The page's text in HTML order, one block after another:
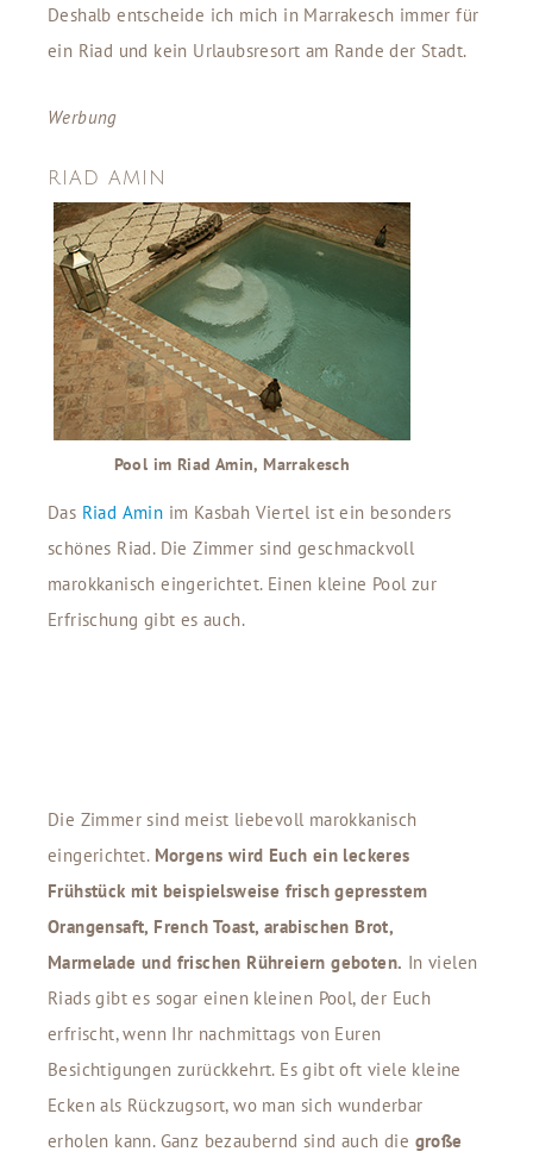
Deshalb entscheide ich mich in Marrakesch immer für
ein Riad und kein Urlaubsresort am Rande der Stadt.
Werbung
RIAD AMIN
Pool im Riad Amin, Marrakesch
Das Riad Amin im Kasbah Viertel ist ein besonders
schönes Riad. Die Zimmer sind geschmackvoll
marokkanisch eingerichtet. Einen kleine Pool zur
Erfrischung gibt es auch.
Die Zimmer sind meist liebevoll marokkanisch
eingerichtet. Morgens wird Euch ein leckeres
Frühstück mit beispielsweise frisch gepresstem
Orangensaft, French Toast, arabischen Brot,
Marmelade und frischen Rühreiern geboten. In vielen
Riads gibt es sogar einen kleinen Pool, der Euch
erfrischt, wenn Ihr nachmittags von Euren
Besichtigungen zurückkehrt. Es gibt oft viele kleine
Ecken als Rückzugsort, wo man sich wunderbar
erholen kann. Ganz bezaubernd sind auch die große